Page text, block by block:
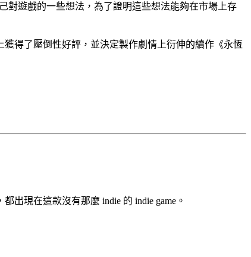
對遊戲的一些想法，為了證明這些想法能夠在市場上存
獲得了壓倒性好評，並決定製作劇情上衍伸的續作《永恆
出現在這款沒有那麼 indie 的 indie game。